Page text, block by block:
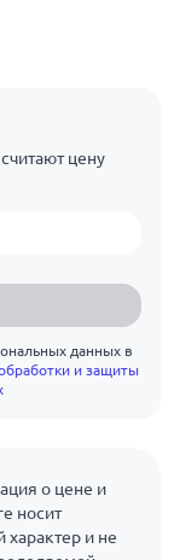
цену
данных в
и защиты
о цене и
носит
и не